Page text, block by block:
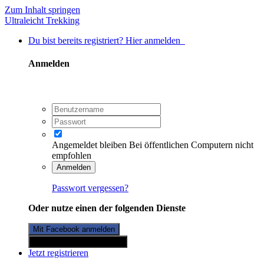
Zum Inhalt springen
Ultraleicht Trekking
Du bist bereits registriert? Hier anmelden
Anmelden
Angemeldet bleiben Bei öffentlichen Computern nicht
empfohlen
Anmelden
Passwort vergessen?
Oder nutze einen der folgenden Dienste
Mit Facebook anmelden
Jetzt registrieren